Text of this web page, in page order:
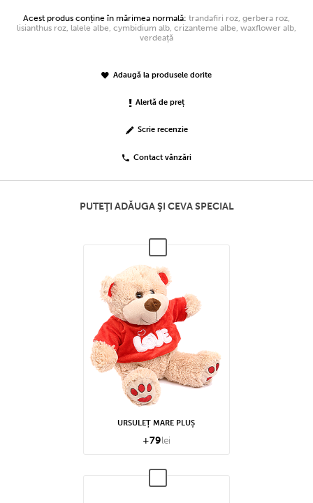
Acest produs conține în mărimea normală: trandafiri roz, gerbera roz,
lisianthus roz, lalele albe, cymbidium alb, crizanteme albe, waxflower alb,
verdeață
Adaugă la produsele dorite
Alertă de preț
Scrie recenzie
Contact vânzări
PUTEŢI ADĂUGA ŞI CEVA SPECIAL
URSULEȚ MARE PLUȘ
+79lei